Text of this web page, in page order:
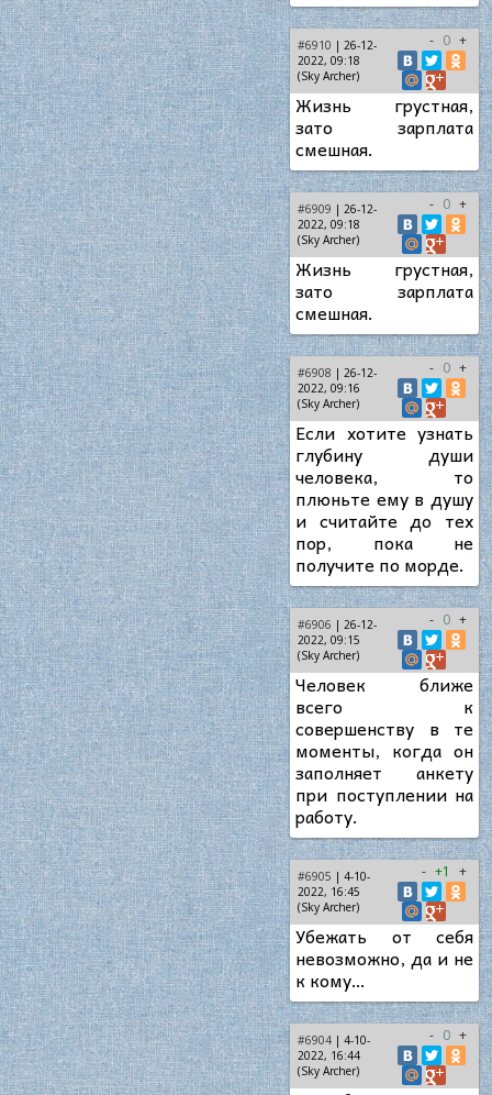
#6910 | 26-12-
2022, 09:18
(Sky Archer)
- 0 +
Жизнь грустная,
зато зарплата
смешная.
#6909 | 26-12-
2022, 09:18
(Sky Archer)
- 0 +
Жизнь грустная,
зато зарплата
смешная.
#6908 | 26-12-
2022, 09:16
(Sky Archer)
- 0 +
Если хотите узнать
глубину души
человека, то
плюньте ему в душу
и считайте до тех
пор, пока не
получите по морде.
#6906 | 26-12-
2022, 09:15
(Sky Archer)
- 0 +
Человек ближе
всего к
совершенству в те
моменты, когда он
заполняет анкету
при поступлении на
работу.
#6905 | 4-10-
2022, 16:45
(Sky Archer)
- +1 +
Убежать от себя
невозможно, да и не
к кому…
#6904 | 4-10-
2022, 16:44
(Sky Archer)
- 0 +